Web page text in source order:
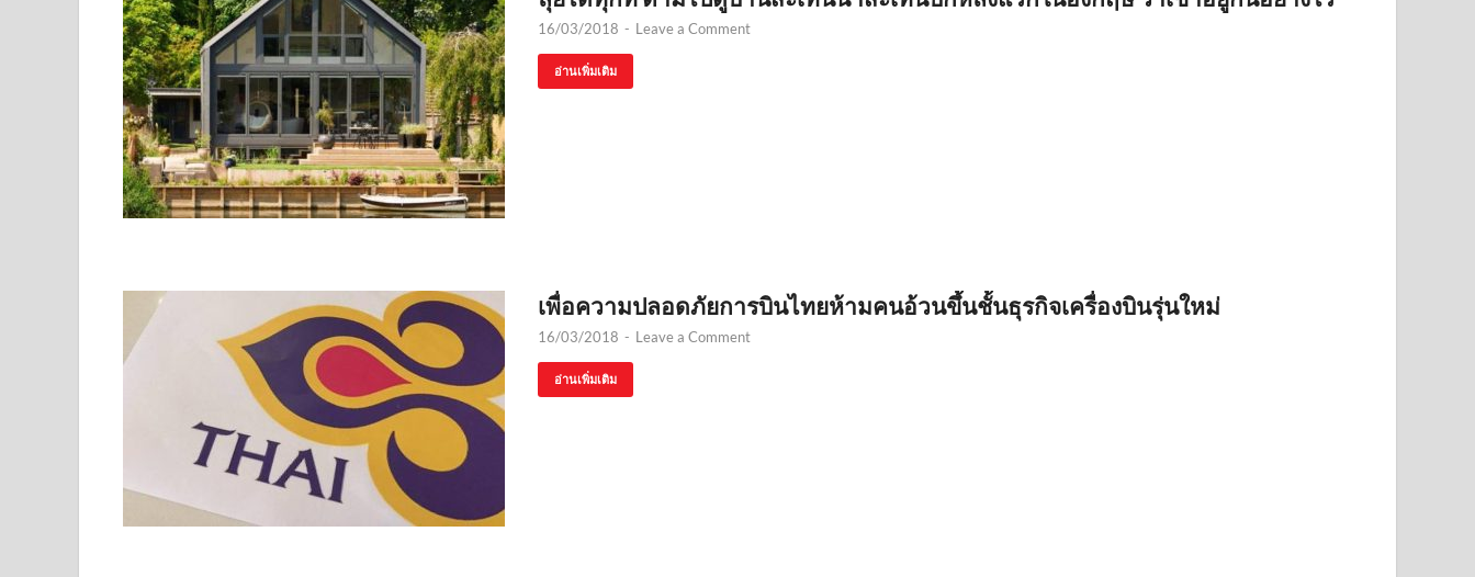
16/03/2018 - Leave a Comment
อ่านเพิ่มเติม
เพื่อความปลอดภัยการบินไทยห้ามคนอ้วนขึ้นชั้นธุรกิจเครื่องบินรุ่นใหม่
16/03/2018 - Leave a Comment
อ่านเพิ่มเติม